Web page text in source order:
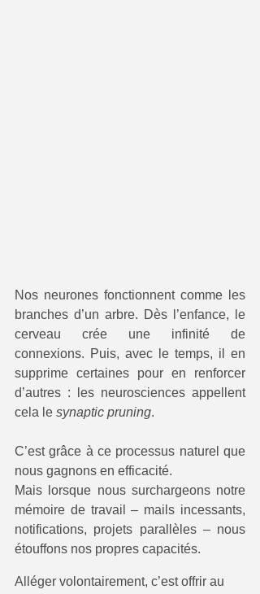
Nos neurones fonctionnent comme les
branches d’un arbre. Dès l’enfance, le
cerveau crée une infinité de
connexions. Puis, avec le temps, il en
supprime certaines pour en renforcer
d’autres : les neurosciences appellent
cela le synaptic pruning.
C’est grâce à ce processus naturel que
nous gagnons en efficacité.
Mais lorsque nous surchargeons notre
mémoire de travail – mails incessants,
notifications, projets parallèles – nous
étouffons nos propres capacités.
Alléger volontairement, c’est offrir au